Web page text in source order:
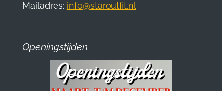
Mailadres: info@staroutfit.nl
Openingstijden